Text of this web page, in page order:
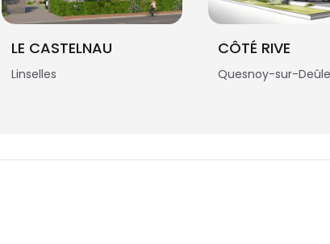
LE CASTELNAU
Linselles
CÔTÉ RIVE
Quesnoy-sur-Deûle